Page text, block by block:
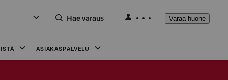
Hae varaus Varaa huone
ASIAKASPALVELU